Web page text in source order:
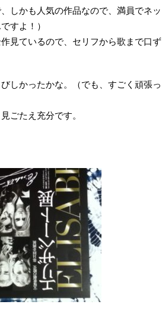
しかも人気の作品なので、満員でネッ
すよ！）
見ているので、セリフから歌まで口ず
しかったかな。（でも、すごく頑張っ
ごたえ充分です。